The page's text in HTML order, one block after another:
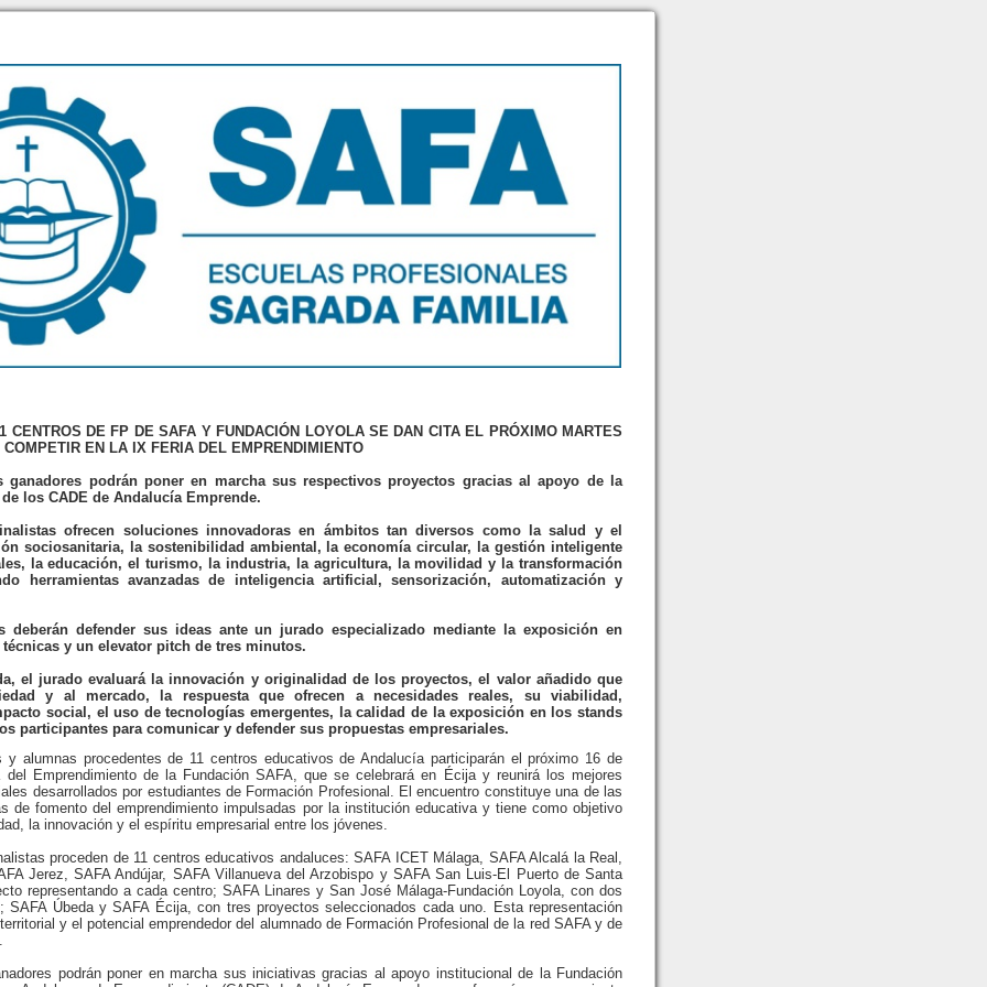
CENTROS DE FP DE SAFA Y FUNDACIÓN LOYOLA SE DAN CITA EL PRÓXIMO MARTES
EN LA IX FERIA DEL EMPRENDIMIENTO
ganadores podrán poner en marcha sus respectivos proyectos gracias al apoyo de la
los CADE de Andalucía Emprende.
ofrecen soluciones innovadoras en ámbitos tan diversos como la salud y el
sociosanitaria, la sostenibilidad ambiental, la economía circular, la gestión inteligente
la educación, el turismo, la industria, la agricultura, la movilidad y la transformación
herramientas avanzadas de inteligencia artificial, sensorización, automatización y
deberán defender sus ideas ante un jurado especializado mediante la exposición en
y un elevator pitch de tres minutos.
el jurado evaluará la innovación y originalidad de los proyectos, el valor añadido que
y al mercado, la respuesta que ofrecen a necesidades reales, su viabilidad,
social, el uso de tecnologías emergentes, la calidad de la exposición en los stands
participantes para comunicar y defender sus propuestas empresariales.
y alumnas procedentes de 11 centros educativos de Andalucía participarán el próximo 16 de
Emprendimiento de la Fundación SAFA, que se celebrará en Écija y reunirá los mejores
desarrollados por estudiantes de Formación Profesional. El encuentro constituye una de las
de fomento del emprendimiento impulsadas por la institución educativa y tiene como objetivo
la innovación y el espíritu empresarial entre los jóvenes.
proceden de 11 centros educativos andaluces: SAFA ICET Málaga, SAFA Alcalá la Real,
Jerez, SAFA Andújar, SAFA Villanueva del Arzobispo y SAFA San Luis-El Puerto de Santa
representando a cada centro; SAFA Linares y San José Málaga-Fundación Loyola, con dos
SAFA Úbeda y SAFA Écija, con tres proyectos seleccionados cada uno. Esta representación
y el potencial emprendedor del alumnado de Formación Profesional de la red SAFA y de
podrán poner en marcha sus iniciativas gracias al apoyo institucional de la Fundación